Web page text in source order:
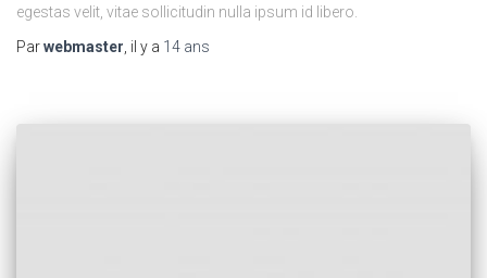
egestas velit, vitae sollicitudin nulla ipsum id libero.
Parwebmaster , il y a 14 ans